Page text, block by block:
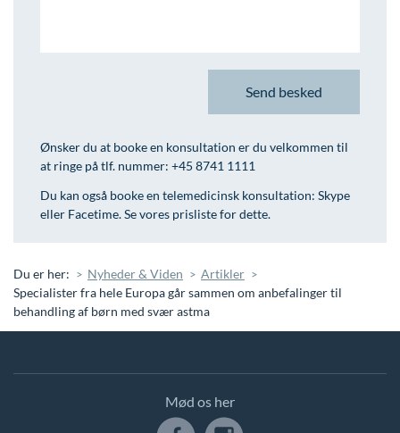
Ønsker du at booke en konsultation er du velkommen til
at ringe på tlf. nummer: +45 8741 1111
Du kan også booke en telemedicinsk konsultation: Skype
eller Facetime. Se vores prisliste for dette.
Du er her: Nyheder & Viden
Artikler
Specialister fra hele Europa går sammen om anbefalinger til
behandling af børn med svær astma
Mød os her